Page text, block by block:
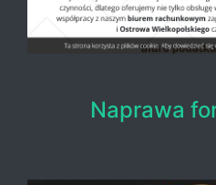
Naprawa